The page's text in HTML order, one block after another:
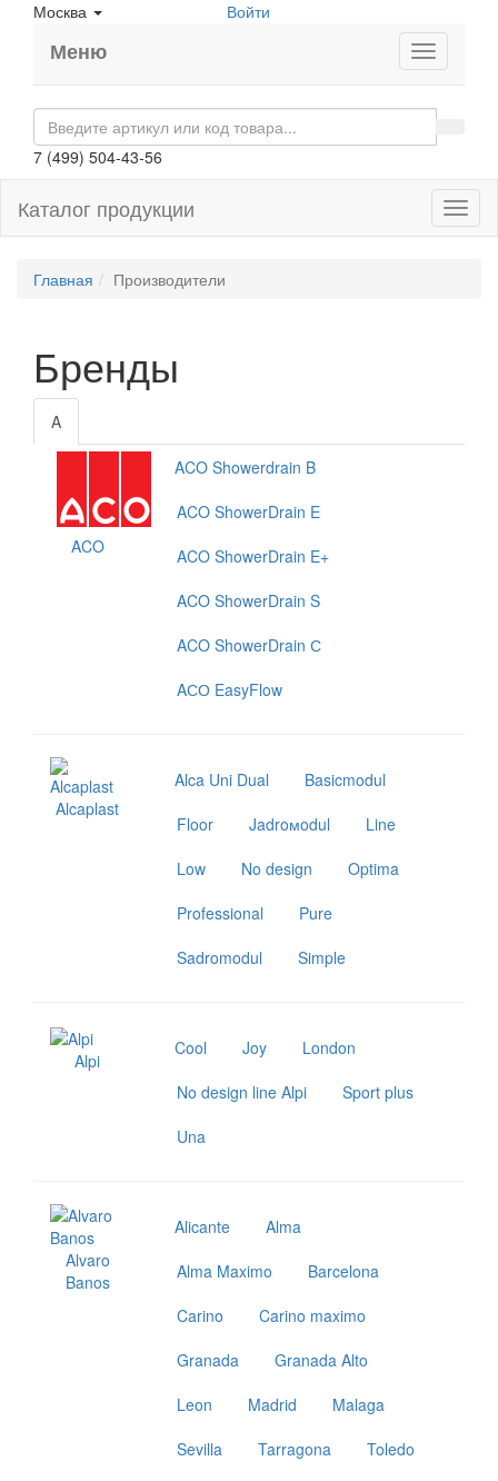
Москва Войти
Меню
7 (499) 504-43-56
Каталог продукции
Главная Производители
Бренды
A
ACO
ACO Showerdrain B
ACO ShowerDrain E
ACO ShowerDrain E+
ACO ShowerDrain S
ACO ShowerDrain С
AСО EasyFlow
Alcaplast
Alca Uni Dual
Basicmodul
Floor
Jadroмodul
Line
Low
No design
Optima
Professional
Pure
Sadromodul
Simple
Alpi
Cool Joy
London
No design line Alpi
Sport plus
Una
Alvaro
Banos
Alicante
Alma
Alma Maximo
Barcelona
Carino
Carino maximo
Granada
Granada Alto
Leon
Madrid
Malaga
Sevilla
Tarragona
Toledo